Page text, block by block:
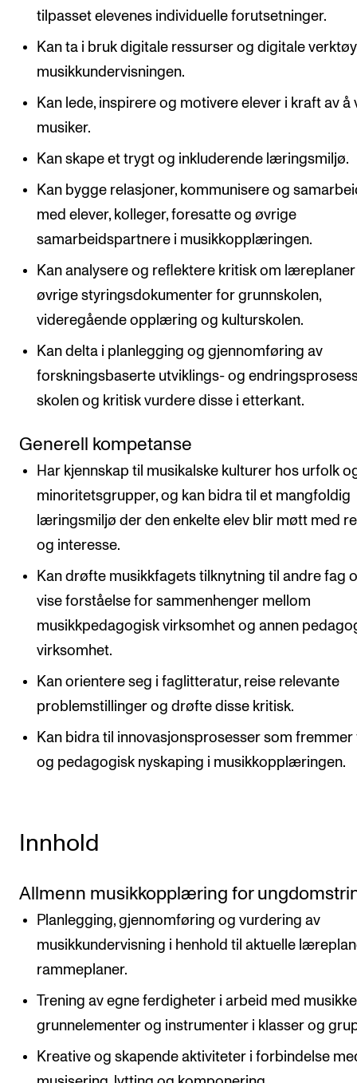
tilpasset elevenes individuelle forutsetninger.
Kan ta i bruk digitale ressurser og digitale
musikkundervisningen.
Kan lede, inspirere og motivere elever i kraft av
musiker.
Kan skape et trygt og inkluderende læringsmiljø.
Kan bygge relasjoner, kommunisere og
med elever, kolleger, foresatte og øvrige
samarbeidspartnere i musikkopplæringen.
Kan analysere og reflektere kritisk om
øvrige styringsdokumenter for grunnskolen,
videregående opplæring og kulturskolen.
Kan delta i planlegging og gjennomføring av
forskningsbaserte utviklings- og
skolen og kritisk vurdere disse i etterkant.
Generell kompetanse
Har kjennskap til musikalske kulturer hos urfolk
minoritetsgrupper, og kan bidra til et mangfoldig
læringsmiljø der den enkelte elev blir møtt med
og interesse.
Kan drøfte musikkfagets tilknytning til andre fag
vise forståelse for sammenhenger mellom
musikkpedagogisk virksomhet og annen
virksomhet.
Kan orientere seg i faglitteratur, reise relevante
problemstillinger og drøfte disse kritisk.
Kan bidra til innovasjonsprosesser som fremmer
og pedagogisk nyskaping i musikkopplæringen.
Innhold
Allmenn musikkopplæring for
Planlegging, gjennomføring og vurdering av
musikkundervisning i henhold til aktuelle
rammeplaner.
Trening av egne ferdigheter i arbeid med
grunnelementer og instrumenter i klasser og
Kreative og skapende aktiviteter i forbindelse